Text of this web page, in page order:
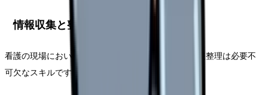
情報収集と整理の技術
看護の現場において、正確な情報収集と効率的な情報整理は必要不
可欠なスキルです。